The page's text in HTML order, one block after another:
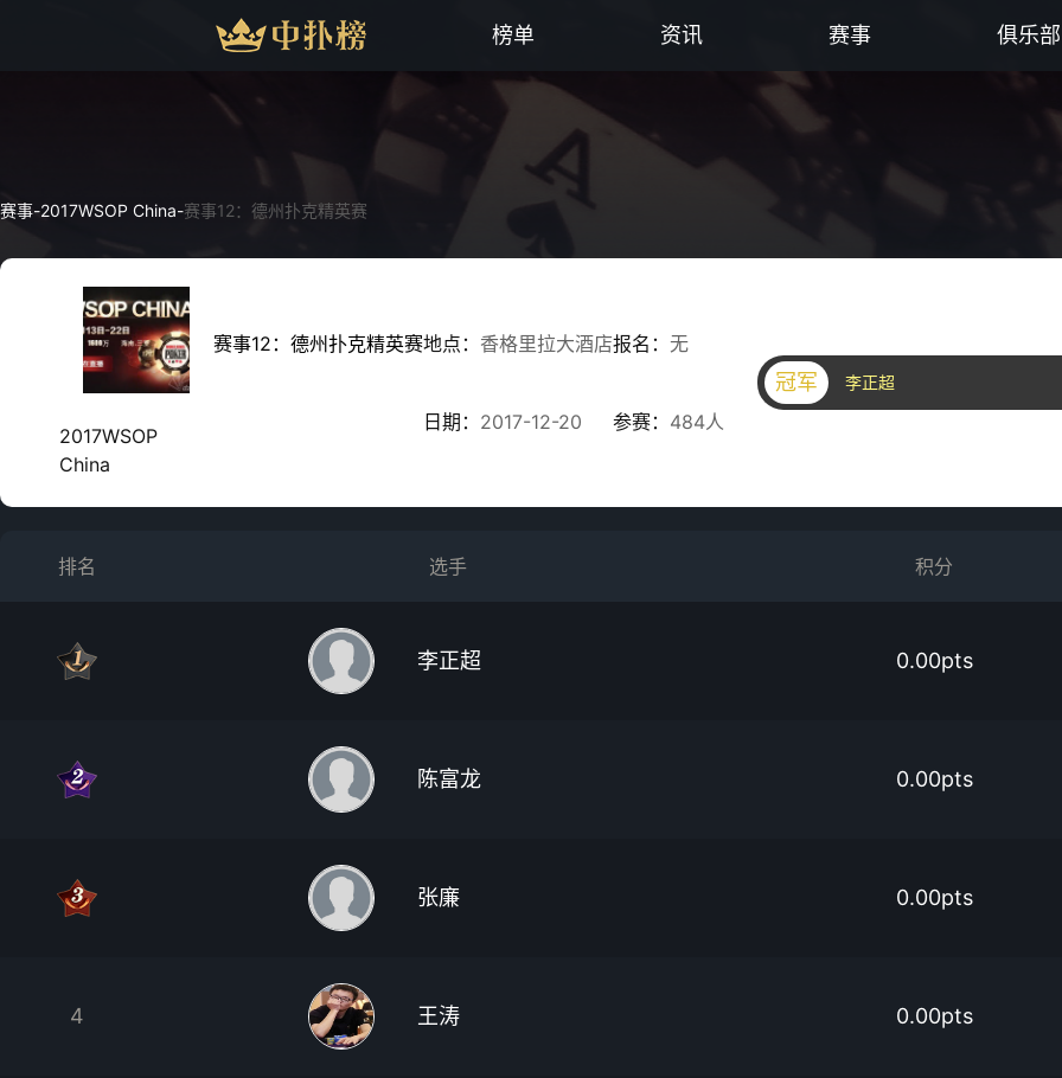
榜单 资讯 赛事 俱乐部
赛事-2017WSOP China-赛事12：德州扑克精英赛
2017WSOP
China
赛事12：德州扑克精英赛地点： 香格里拉大酒店
日期： 2017-12-20
报名： 无
参赛： 484人
冠军 李正超
排名 选手 积分
李正超 0.00pts
陈富龙 0.00pts
张廉 0.00pts
4 王涛 0.00pts